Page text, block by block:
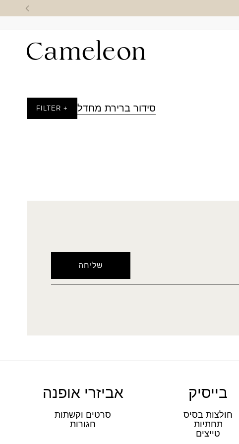
סידור ברירת מחדל + FILTER
בייסיק
חולצות בסיס
תחתיות
טייצים
אביזרי אופנה
סרטים וקשתות
חגורות